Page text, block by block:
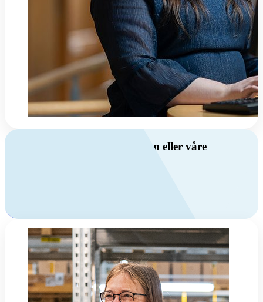
Har du spørsmål om ventilasjon eller våre
Kontakt oss